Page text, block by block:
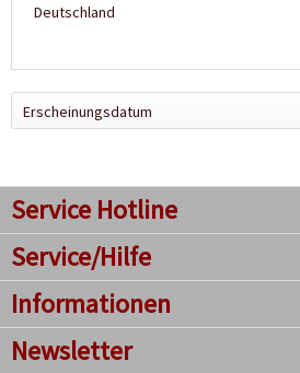
Deutschland
Service Hotline
Service/Hilfe
Informationen
Newsletter